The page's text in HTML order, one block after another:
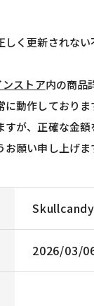
く更新されない
ストア内の商品
動作しておりま
が、正確な金
願い申し上げま
Skullcandy
2026/03/